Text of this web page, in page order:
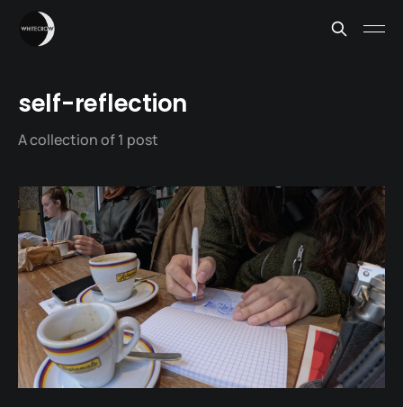
self-reflection
A collection of 1 post